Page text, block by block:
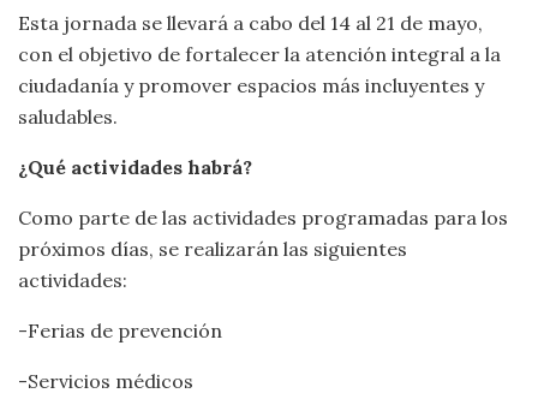
Esta jornada se llevará a cabo del 14 al 21 de mayo,
con el objetivo de fortalecer la atención integral a la
ciudadanía y promover espacios más incluyentes y
saludables.
¿Qué actividades habrá?
Como parte de las actividades programadas para los
próximos días, se realizarán las siguientes
actividades:
-Ferias de prevención
-Servicios médicos